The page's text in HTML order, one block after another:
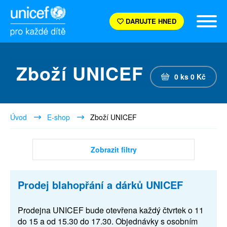
DARUJTE HNED
Zboží UNICEF 0 ks 0 Kč
Úvod E-shop Zboží UNICEF
Zobrazit filtry
Prodej blahopřání a dárků UNICEF
Prodejna UNICEF bude otevřena každý čtvrtek o 11
do 15 a od 15.30 do 17.30. Objednávky s osobním